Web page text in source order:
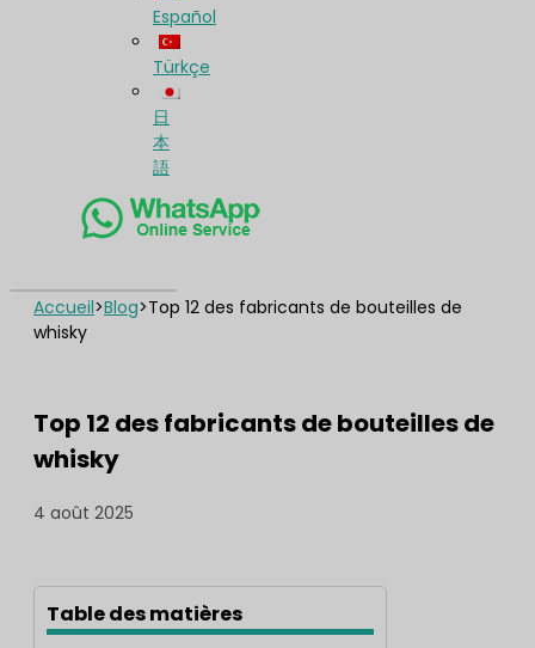
Español
Türkçe
日
本
語
Accueil>Blog>Top 12 des fabricants de bouteilles de
whisky
Top 12 des fabricants de bouteilles de
whisky
4 août 2025
Table des matières